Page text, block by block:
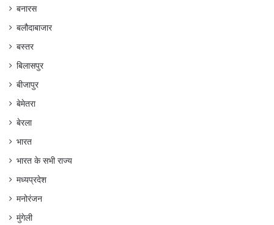
बनारस
बलौदाबाजार
बस्तर
बिलासपुर
बीजापुर
बेमेतरा
बेरला
भारत
भारत के सभी राज्य
मध्यप्रदेश
मनोरंजन
मुंगेली